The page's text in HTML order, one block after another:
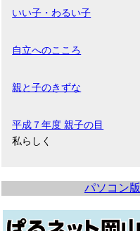
いい子・わるい子
自立へのこころ
親と子のきずな
平成７年度 親子の目
私らしく
パソコン版